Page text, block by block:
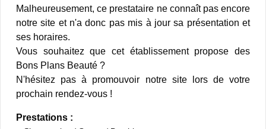
Malheureusement, ce prestataire ne connaît pas encore
notre site et n'a donc pas mis à jour sa présentation et
ses horaires.
Vous souhaitez que cet établissement propose des
Bons Plans Beauté ?
N'hésitez pas à promouvoir notre site lors de votre
prochain rendez-vous !
Prestations :